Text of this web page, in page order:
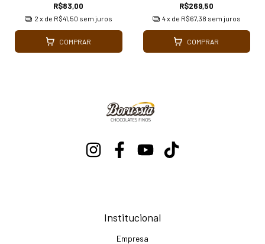
R$83,00
2 x de R$41,50 sem juros
COMPRAR
R$269,50
4x de R$67,38 sem juros
COMPRAR
Institucional
Empresa